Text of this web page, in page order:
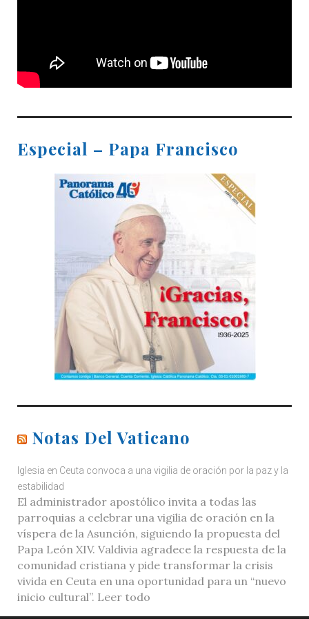
Especial – Papa Francisco
Notas Del Vaticano
Iglesia en Ceuta convoca a una vigilia de oración por la paz y la
estabilidad
El administrador apostólico invita a todas las
parroquias a celebrar una vigilia de oración en la
víspera de la Asunción, siguiendo la propuesta del
Papa León XIV. Valdivia agradece la respuesta de la
comunidad cristiana y pide transformar la crisis
vivida en Ceuta en una oportunidad para un “nuevo
inicio cultural”. Leer todo